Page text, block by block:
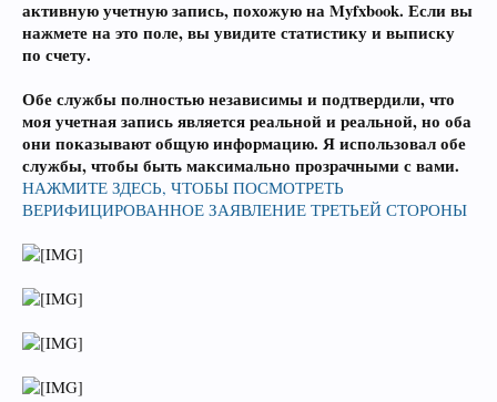
активную учетную запись, похожую на Myfxbook. Если вы
нажмете на это поле, вы увидите статистику и выписку
по счету.
Обе службы полностью независимы и подтвердили, что
моя учетная запись является реальной и реальной, но оба
они показывают общую информацию. Я использовал обе
службы, чтобы быть максимально прозрачными с вами.
НАЖМИТЕ ЗДЕСЬ, ЧТОБЫ ПОСМОТРЕТЬ
ВЕРИФИЦИРОВАННОЕ ЗАЯВЛЕНИЕ ТРЕТЬЕЙ СТОРОНЫ